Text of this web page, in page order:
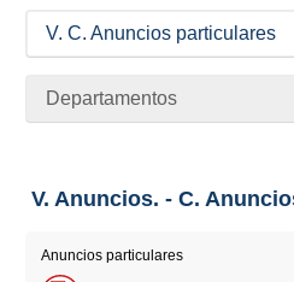
V. C. Anuncios particulares
Departamentos
V. Anuncios. - C.
Anuncios particulares